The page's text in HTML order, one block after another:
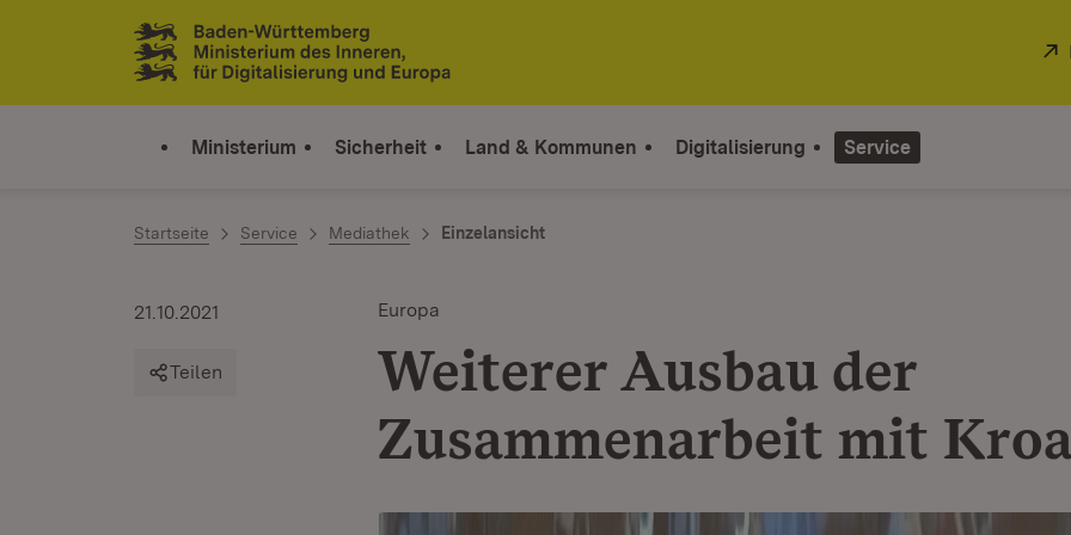
Zum Inhalt springen
Link zur Startseite
Ministerium Sicherheit Land & Kommunen Digitalisierung Service
Startseite Service Mediathek Einzelansicht
Europa
Weiterer Ausbau der
Zusammenarbeit mit
21.10.2021
Teilen